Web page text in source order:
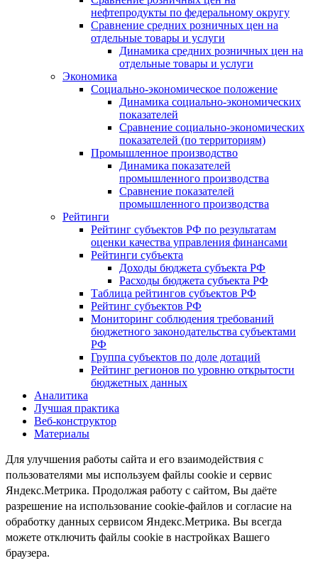
нефтепродукты по федеральному округу
Сравнение средних розничных цен на
отдельные товары и услуги
Динамика средних розничных цен на
отдельные товары и услуги
Экономика
Социально-экономическое положение
Динамика социально-экономических
показателей
Сравнение социально-экономических
показателей (по территориям)
Промышленное производство
Динамика показателей
промышленного производства
Сравнение показателей
промышленного производства
Рейтинги
Рейтинг субъектов РФ по результатам
оценки качества управления финансами
Рейтинги субъекта
Доходы бюджета субъекта РФ
Расходы бюджета субъекта РФ
Таблица рейтингов субъектов РФ
Рейтинг субъектов РФ
Мониторинг соблюдения требований
бюджетного законодательства субъектами
РФ
Группа субъектов по доле дотаций
Рейтинг регионов по уровню открытости
бюджетных данных
Аналитика
Лучшая практика
Веб-конструктор
Материалы
Для улучшения работы сайта и его взаимодействия с
пользователями мы используем файлы cookie и сервис
Яндекс.Метрика. Продолжая работу с сайтом, Вы даёте
разрешение на использование cookie-файлов и согласие на
обработку данных сервисом Яндекс.Метрика. Вы всегда
можете отключить файлы cookie в настройках Вашего
браузера.